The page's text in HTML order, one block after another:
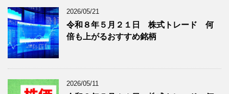
記
事
を
表
示
グ
記
事
を
表
示
2026/05/21
令和８年５月２１日 株式トレード 何
倍も上がるおすすめ銘柄
2026/05/11